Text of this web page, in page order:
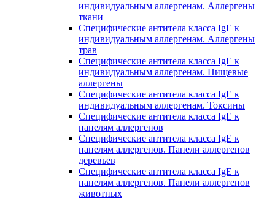
индивидуальным аллергенам. Аллергены
ткани
Специфические антитела класса IgE к
индивидуальным аллергенам. Аллергены
трав
Специфические антитела класса IgE к
индивидуальным аллергенам. Пищевые
аллергены
Специфические антитела класса IgE к
индивидуальным аллергенам. Токсины
Специфические антитела класса IgE к
панелям аллергенов
Специфические антитела класса IgE к
панелям аллергенов. Панели аллергенов
деревьев
Специфические антитела класса IgE к
панелям аллергенов. Панели аллергенов
животных